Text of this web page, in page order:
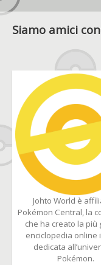
Siamo amici
Johto World è
Pokémon Central, la
che ha creato la più
enciclopedia online
dedicata
Pokémon.